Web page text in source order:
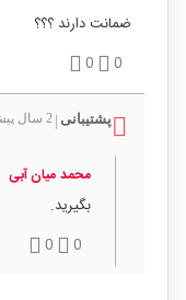
ضمانت دارند ؟؟؟
0
0
پشتیبانی 2 سال پیش
محمد میان آبی
بگیرید.
0
0